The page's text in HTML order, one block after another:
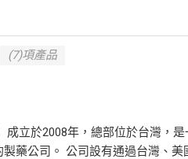
(7)項產品
成立於2008年，總部位於台灣，
藥公司。 公司設有通過台灣、美